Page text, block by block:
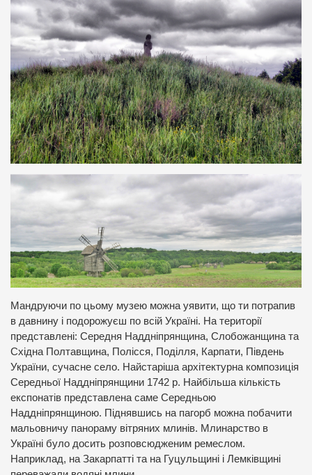
Мандруючи по цьому музею можна уявити, що ти потрапив
в давнину і подорожуєш по всій Україні. На території
представлені: Середня Наддніпрянщина, Слобожанщина та
Східна Полтавщина, Полісся, Поділля, Карпати, Південь
України, сучасне село. Найстаріша архітектурна композиція
Середньої Наддніпрянщини 1742 р. Найбільша кількість
експонатів представлена саме Середньою
Наддніпрянщиною. Піднявшись на пагорб можна побачити
мальовничу панораму вітряних млинів. Млинарство в
Україні було досить розповсюдженим ремеслом.
Наприклад, на Закарпатті та на Гуцульщині і Лемківщині